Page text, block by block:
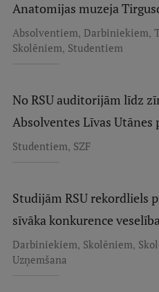
Anatomijas muzeja
Absolventiem, Darbiniekiem,
Skolēniem, Studentiem
No RSU auditorijām līdz
Absolventes Līvas Utānes
Studentiem, SZF
Studijām RSU rekordliels
sīvāka konkurence
Darbiniekiem, Skolēniem,
Uzņemšana